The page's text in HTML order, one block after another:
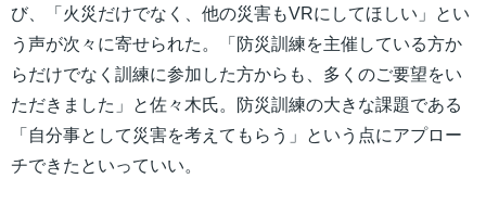
び、「火災だけでなく、他の災害もVRにしてほしい」とい
う声が次々に寄せられた。「防災訓練を主催している方か
らだけでなく訓練に参加した方からも、多くのご要望をい
ただきました」と佐々木氏。防災訓練の大きな課題である
「自分事として災害を考えてもらう」という点にアプロー
チできたといっていい。